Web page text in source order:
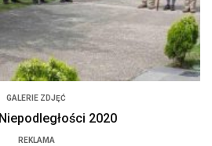
GALERIE ZDJĘĆ
2020
REKLAMA